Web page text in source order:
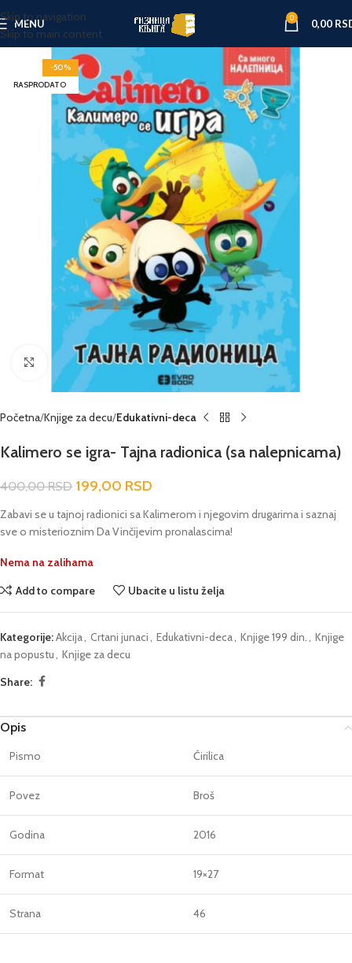
Skip to navigation
Skip to main content
MENU 0 0,00
-50%
RASPRODATO
Click to enlarge
Početna Knjige za decu Edukativni-deca
Kalimero se igra- Tajna radionica (sa nalepnicama)
400,00RSD 199,00 RSD
Zabavi se u tajnoj radionici sa Kalimerom i njegovim drugarima i saznaj
sve o misterioznim Da Vinčijevim pronalascima!
Nema na zalihama
Add to compare
Ubacite u listu želja
Kategorije:Akcija, Crtani junaci, Edukativni-deca, Knjige 199 din., Knjige
na popustu, Knjige za decu
Share:
Opis
Pismo Ćirilica
Povez Broš
Godina 2016
Format 19×27
Strana 46